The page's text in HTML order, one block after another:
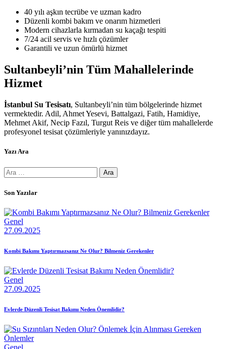
40 yılı aşkın tecrübe ve uzman kadro
Düzenli kombi bakım ve onarım hizmetleri
Modern cihazlarla kırmadan su kaçağı tespiti
7/24 acil servis ve hızlı çözümler
Garantili ve uzun ömürlü hizmet
Sultanbeyli’nin Tüm Mahallelerinde
Hizmet
İstanbul Su Tesisatı, Sultanbeyli’nin tüm bölgelerinde hizmet
vermektedir. Adil, Ahmet Yesevi, Battalgazi, Fatih, Hamidiye,
Mehmet Akif, Necip Fazıl, Turgut Reis ve diğer tüm mahallelerde
profesyonel tesisat çözümleriyle yanınızdayız.
Yazı Ara
Arama:
Son Yazılar
Genel
27.09.2025
Kombi Bakımı Yaptırmazsanız Ne Olur? Bilmeniz Gerekenler
Genel
27.09.2025
Evlerde Düzenli Tesisat Bakımı Neden Önemlidir?
Genel